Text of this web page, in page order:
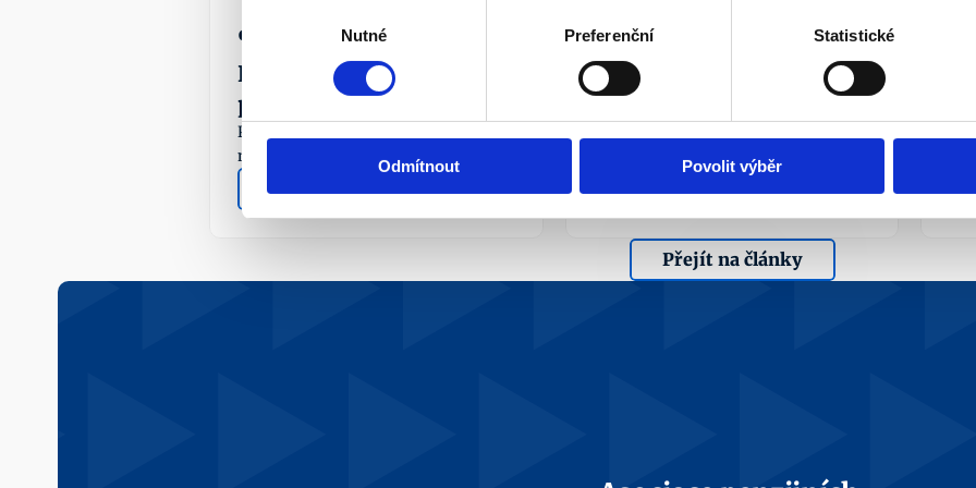
souhlasu
Nutné Preferenční Statistické
Odmítnout Povolit výběr
¶
Předdůchod a daňový
přeplatek
Při odchodu do předdůchodu pozor
na daňový přeplatek.
Více info
vyjádřit k zavádějící
studii IDEA CERGE
a F. Pertolda.
Více info
Přejít na články